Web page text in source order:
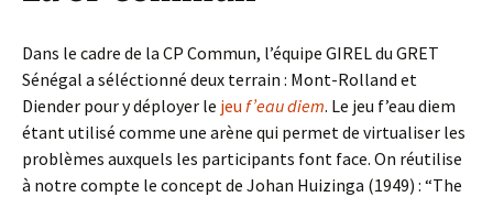
Dans le cadre de la CP Commun, l’équipe GIREL du GRET
Sénégal a séléctionné deux terrain : Mont-Rolland et
Diender pour y déployer le jeu f’eau diem. Le jeu f’eau diem
étant utilisé comme une arène qui permet de virtualiser les
problèmes auxquels les participants font face. On réutilise
à notre compte le concept de Johan Huizinga (1949) : “The